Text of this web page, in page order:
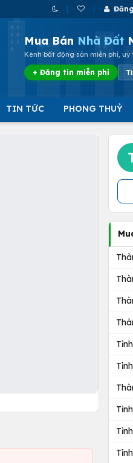
Mua Bán Nhà Đất
Kênh bất động sản miễn phí, uy
+ Đăng tin miễn phí
TIN TỨC PHONG THUỶ